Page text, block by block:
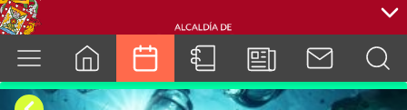
cuenca.gob.ec